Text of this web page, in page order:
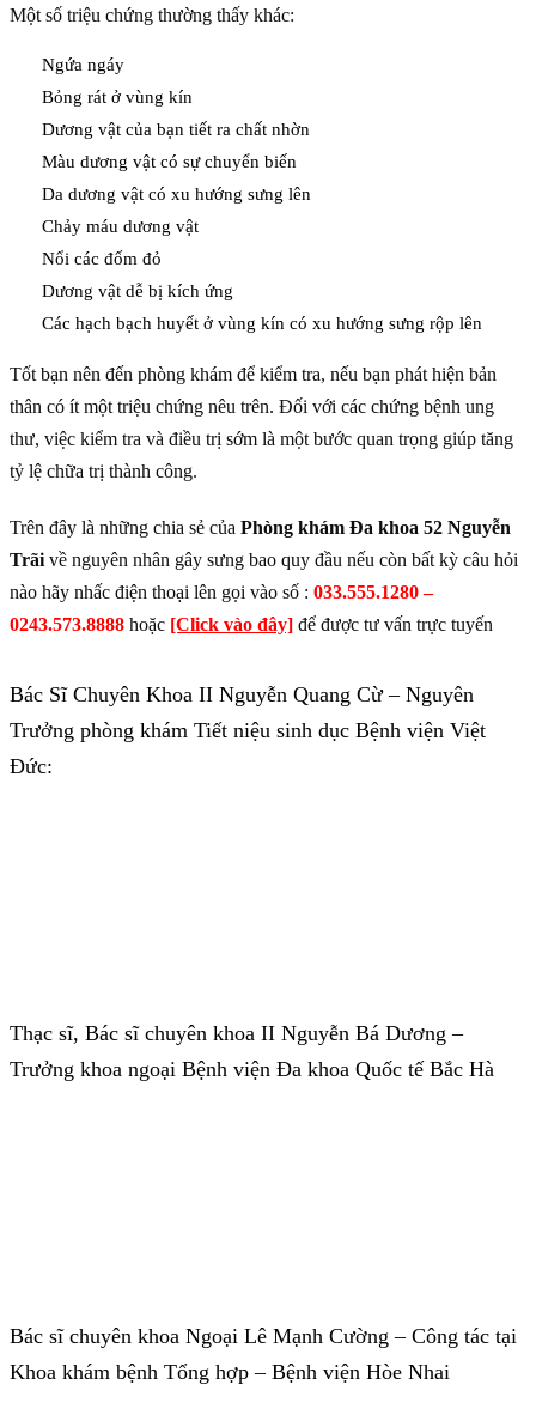
Một số triệu chứng thường thấy khác:
Ngứa ngáy
Bỏng rát ở vùng kín
Dương vật của bạn tiết ra chất nhờn
Màu dương vật có sự chuyển biến
Da dương vật có xu hướng sưng lên
Chảy máu dương vật
Nổi các đốm đỏ
Dương vật dễ bị kích ứng
Các hạch bạch huyết ở vùng kín có xu hướng sưng rộp lên
Tốt bạn nên đến phòng khám để kiểm tra, nếu bạn phát hiện bản
thân có ít một triệu chứng nêu trên. Đối với các chứng bệnh ung
thư, việc kiểm tra và điều trị sớm là một bước quan trọng giúp tăng
tỷ lệ chữa trị thành công.
Trên đây là những chia sẻ của Phòng khám Đa khoa 52 Nguyễn
Trãi về nguyên nhân gây sưng bao quy đầu nếu còn bất kỳ câu hỏi
nào hãy nhấc điện thoại lên gọi vào số : 033.555.1280 –
0243.573.8888 hoặc [Click vào đây] để được tư vấn trực tuyến
Bác Sĩ Chuyên Khoa II Nguyễn Quang Cừ – Nguyên
Trưởng phòng khám Tiết niệu sinh dục Bệnh viện Việt
Đức:
Thạc sĩ, Bác sĩ chuyên khoa II Nguyễn Bá Dương –
Trưởng khoa ngoại Bệnh viện Đa khoa Quốc tế Bắc Hà
Bác sĩ chuyên khoa Ngoại Lê Mạnh Cường – Công tác tại
Khoa khám bệnh Tổng hợp – Bệnh viện Hòe Nhai